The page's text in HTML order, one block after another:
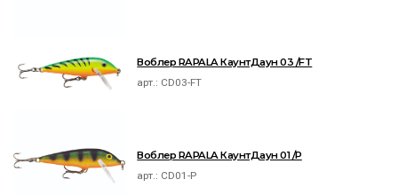
Воблер RAPALA КаунтДаун 03 /FT
арт.: CD03-FT
Воблер RAPALA КаунтДаун 01 /P
арт.: CD01-P